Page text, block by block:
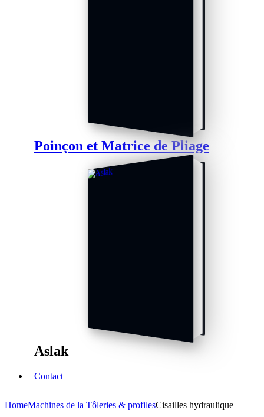
Poinçon et Matrice de Pliage
Aslak
Contact
HomeMachines de la Tôleries & profilesCisailles hydraulique